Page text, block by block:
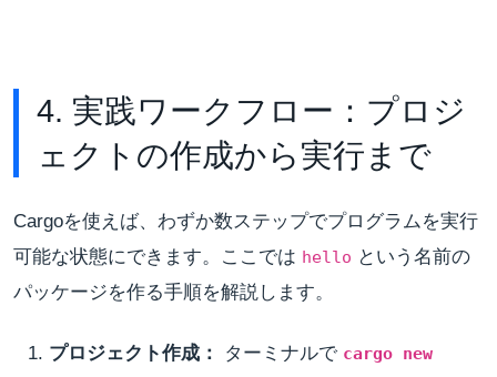
4. 実践ワークフロー：プロジ
ェクトの作成から実行まで
Cargoを使えば、わずか数ステップでプログラムを実行
可能な状態にできます。ここでは hello という名前の
パッケージを作る手順を解説します。
プロジェクト作成： ターミナルで cargo new